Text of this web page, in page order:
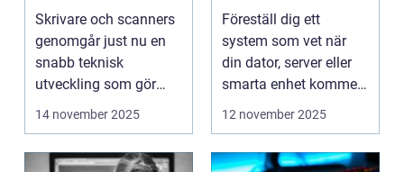
scanners
Skrivare och scanners
genomgår just nu en
snabb teknisk
utveckling som gör
dem mer intell...
14 november 2025
förutsäga fel innan
de händer
Föreställ dig ett
system som vet när
din dator, server eller
smarta enhet kommer
att ...
12 november 2025